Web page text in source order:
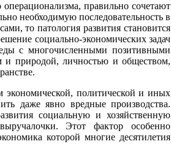
правильно сочетают
необходимую последовательность в
то патология развития становится
социально-экономических задач
с многочисленными позитивными
и природой, личностью и обществом,
политической и иных
даже явно вредные производства.
социальную и хозяйственную
Этот фактор особенно
которой многие десятилетия